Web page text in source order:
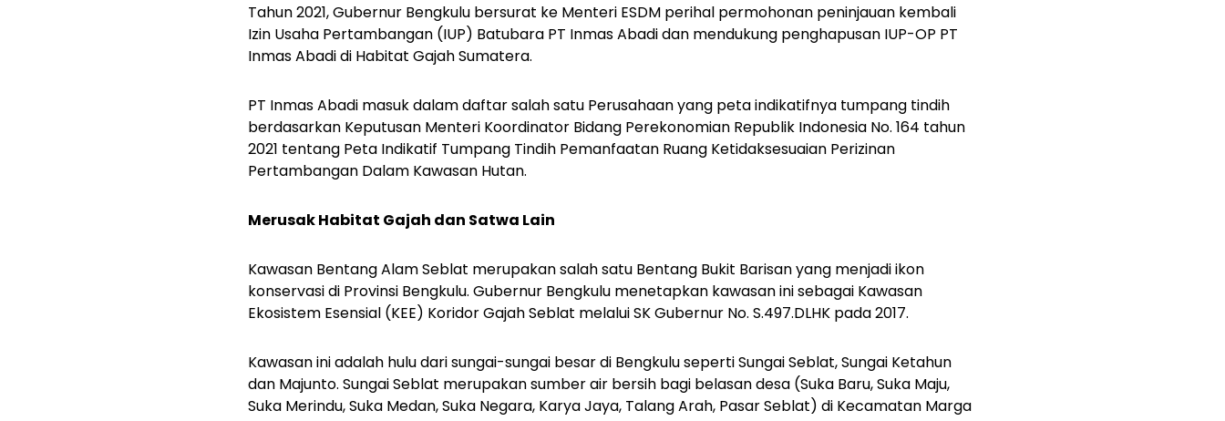
Tahun 2021, Gubernur Bengkulu bersurat ke Menteri ESDM perihal permohonan peninjauan kembali
Izin Usaha Pertambangan (IUP) Batubara PT Inmas Abadi dan mendukung penghapusan IUP-OP PT
Inmas Abadi di Habitat Gajah Sumatera.
PT Inmas Abadi masuk dalam daftar salah satu Perusahaan yang peta indikatifnya tumpang tindih
berdasarkan Keputusan Menteri Koordinator Bidang Perekonomian Republik Indonesia No. 164 tahun
2021 tentang Peta Indikatif Tumpang Tindih Pemanfaatan Ruang Ketidaksesuaian Perizinan
Pertambangan Dalam Kawasan Hutan.
Merusak Habitat Gajah dan Satwa Lain
Kawasan Bentang Alam Seblat merupakan salah satu Bentang Bukit Barisan yang menjadi ikon
konservasi di Provinsi Bengkulu. Gubernur Bengkulu menetapkan kawasan ini sebagai Kawasan
Ekosistem Esensial (KEE) Koridor Gajah Seblat melalui SK Gubernur No. S.497.DLHK pada 2017.
Kawasan ini adalah hulu dari sungai-sungai besar di Bengkulu seperti Sungai Seblat, Sungai Ketahun
dan Majunto. Sungai Seblat merupakan sumber air bersih bagi belasan desa (Suka Baru, Suka Maju,
Suka Merindu, Suka Medan, Suka Negara, Karya Jaya, Talang Arah, Pasar Seblat) di Kecamatan Marga